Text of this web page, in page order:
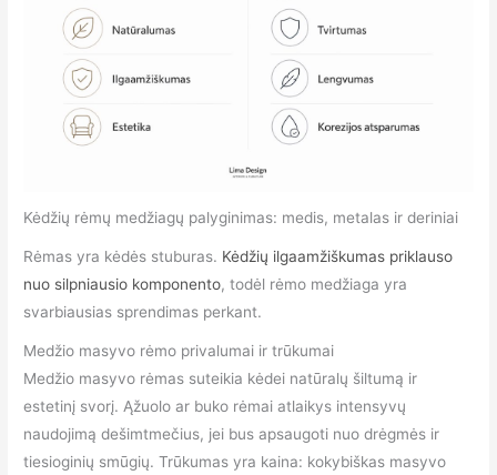
Kėdžių rėmų medžiagų palyginimas: medis, metalas ir deriniai
Rėmas yra kėdės stuburas. Kėdžių ilgaamžiškumas priklauso
nuo silpniausio komponento, todėl rėmo medžiaga yra
svarbiausias sprendimas perkant.
Medžio masyvo rėmo privalumai ir trūkumai
Medžio masyvo rėmas suteikia kėdei natūralų šiltumą ir
estetinį svorį. Ąžuolo ar buko rėmai atlaikys intensyvų
naudojimą dešimtmečius, jei bus apsaugoti nuo drėgmės ir
tiesioginių smūgių. Trūkumas yra kaina: kokybiškas masyvo